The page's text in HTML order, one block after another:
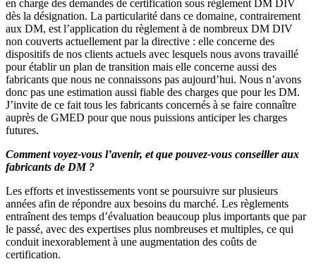
en charge des demandes de certification sous règlement DM DIV
dès la désignation. La particularité dans ce domaine, contrairement
aux DM, est l’application du règlement à de nombreux DM DIV
non couverts actuellement par la directive : elle concerne des
dispositifs de nos clients actuels avec lesquels nous avons travaillé
pour établir un plan de transition mais elle concerne aussi des
fabricants que nous ne connaissons pas aujourd’hui. Nous n’avons
donc pas une estimation aussi fiable des charges que pour les DM.
J’invite de ce fait tous les fabricants concernés à se faire connaître
auprès de GMED pour que nous puissions anticiper les charges
futures.
Comment voyez-vous l’avenir, et que pouvez-vous conseiller aux
fabricants de DM ?
Les efforts et investissements vont se poursuivre sur plusieurs
années afin de répondre aux besoins du marché. Les règlements
entraînent des temps d’évaluation beaucoup plus importants que par
le passé, avec des expertises plus nombreuses et multiples, ce qui
conduit inexorablement à une augmentation des coûts de
certification.